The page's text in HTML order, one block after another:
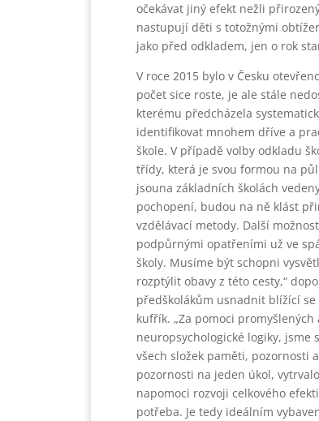
očekávat jiný efekt nežli
nastupují děti s totožnými
jako před odkladem, jen o rok
V roce 2015 bylo v Česku
počet sice roste, je ale stále
kterému předcházela
identifikovat mnohem dříve a
škole. V případě volby odkladu
třídy, která je svou formou na
jsouna základních školách
pochopení, budou na ně klást
vzdělávací metody. Další
podpůrnými opatřeními už ve
školy. Musíme být schopni
rozptýlit obavy z této cesty,“
předškolákům usnadnit blížící
kufřík. „Za pomoci
neuropsychologické logiky, jsme
všech složek paměti, pozornosti
pozornosti na jeden úkol,
napomoci rozvoji celkového
potřeba. Je tedy ideálním